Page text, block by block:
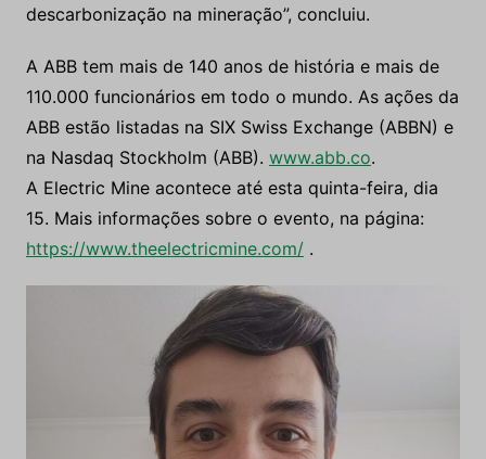
descarbonização na mineração”, concluiu.
A ABB tem mais de 140 anos de história e mais de
110.000 funcionários em todo o mundo. As ações da
ABB estão listadas na SIX Swiss Exchange (ABBN) e
na Nasdaq Stockholm (ABB). www.abb.co.
A Electric Mine acontece até esta quinta-feira, dia
15. Mais informações sobre o evento, na página:
https://www.theelectricmine.com/.